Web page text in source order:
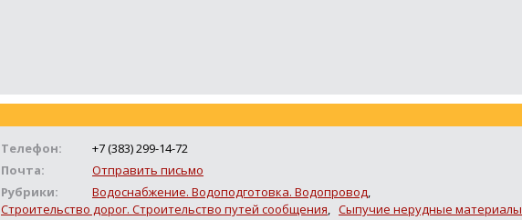
Телефон:
+7 (383) 299-14-72
Почта:
Отправить письмо
Рубрики:
Водоснабжение. Водоподготовка. Водопровод,
Строительство дорог. Строительство путей сообщения, Сыпучие нерудные материалы